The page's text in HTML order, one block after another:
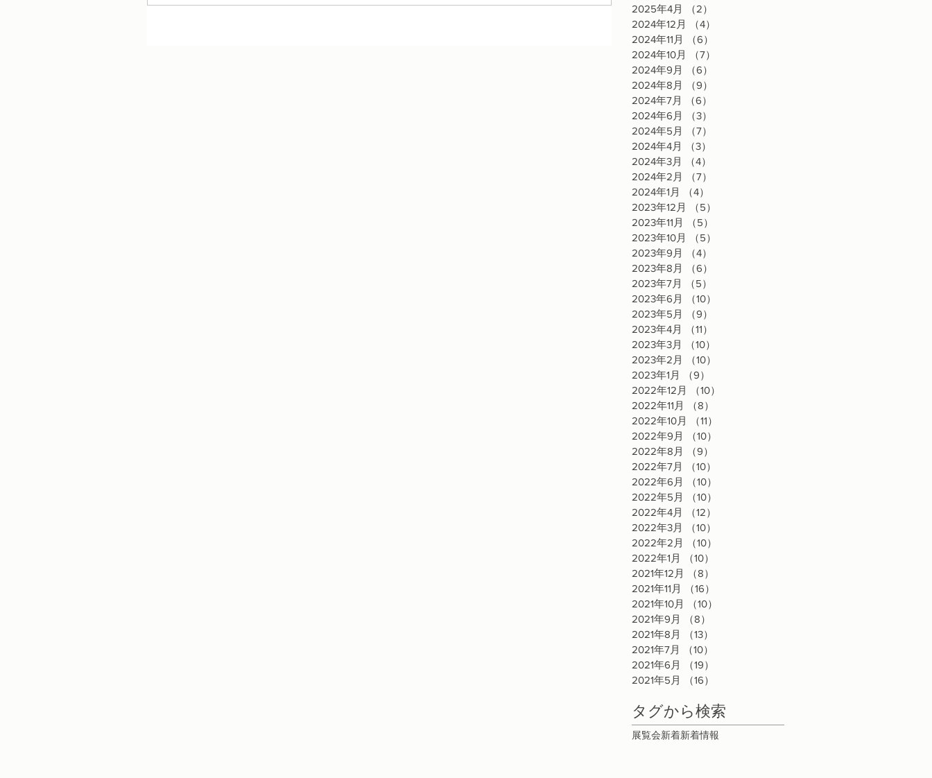
2025年4月
（2）
2024年12月
（4）
2024年11月
（6）
2024年10月
（7）
2024年9月
（6）
2024年8月
（9）
2024年7月
（6）
2024年6月
（3）
2024年5月
（7）
2024年4月
（3）
2024年3月
（4）
2024年2月
（7）
2024年1月
（4）
2023年12月
（5）
2023年11月
（5）
2023年10月
（5）
2023年9月
（4）
2023年8月
（6）
2023年7月
（5）
2023年6月
（10）
2023年5月
（9）
2023年4月
（11）
2023年3月
（10）
2023年2月
（10）
2023年1月
（9）
2022年12月
（10）
2022年11月
（8）
2022年10月
（11）
2022年9月
（10）
2022年8月
（9）
2022年7月
（10）
2022年6月
（10）
2022年5月
（10）
2022年4月
（12）
2022年3月
（10）
2022年2月
（10）
2022年1月
（10）
2021年12月
（8）
2021年11月
（16）
2021年10月
（10）
2021年9月
（8）
2021年8月
（13）
2021年7月
（10）
2021年6月
（19）
2021年5月
（16）
タグから検索
展覧会新着新着情報